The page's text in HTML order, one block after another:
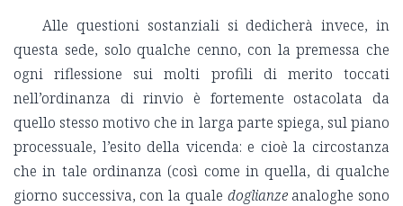
Alle questioni sostanziali si dedicherà invece, in
questa sede, solo qualche cenno, con la premessa che
ogni riflessione sui molti profili di merito toccati
nell’ordinanza di rinvio è fortemente ostacolata da
quello stesso motivo che in larga parte spiega, sul piano
processuale, l’esito della vicenda: e cioè la circostanza
che in tale ordinanza (così come in quella, di qualche
giorno successiva, con la quale doglianzeanaloghe sono